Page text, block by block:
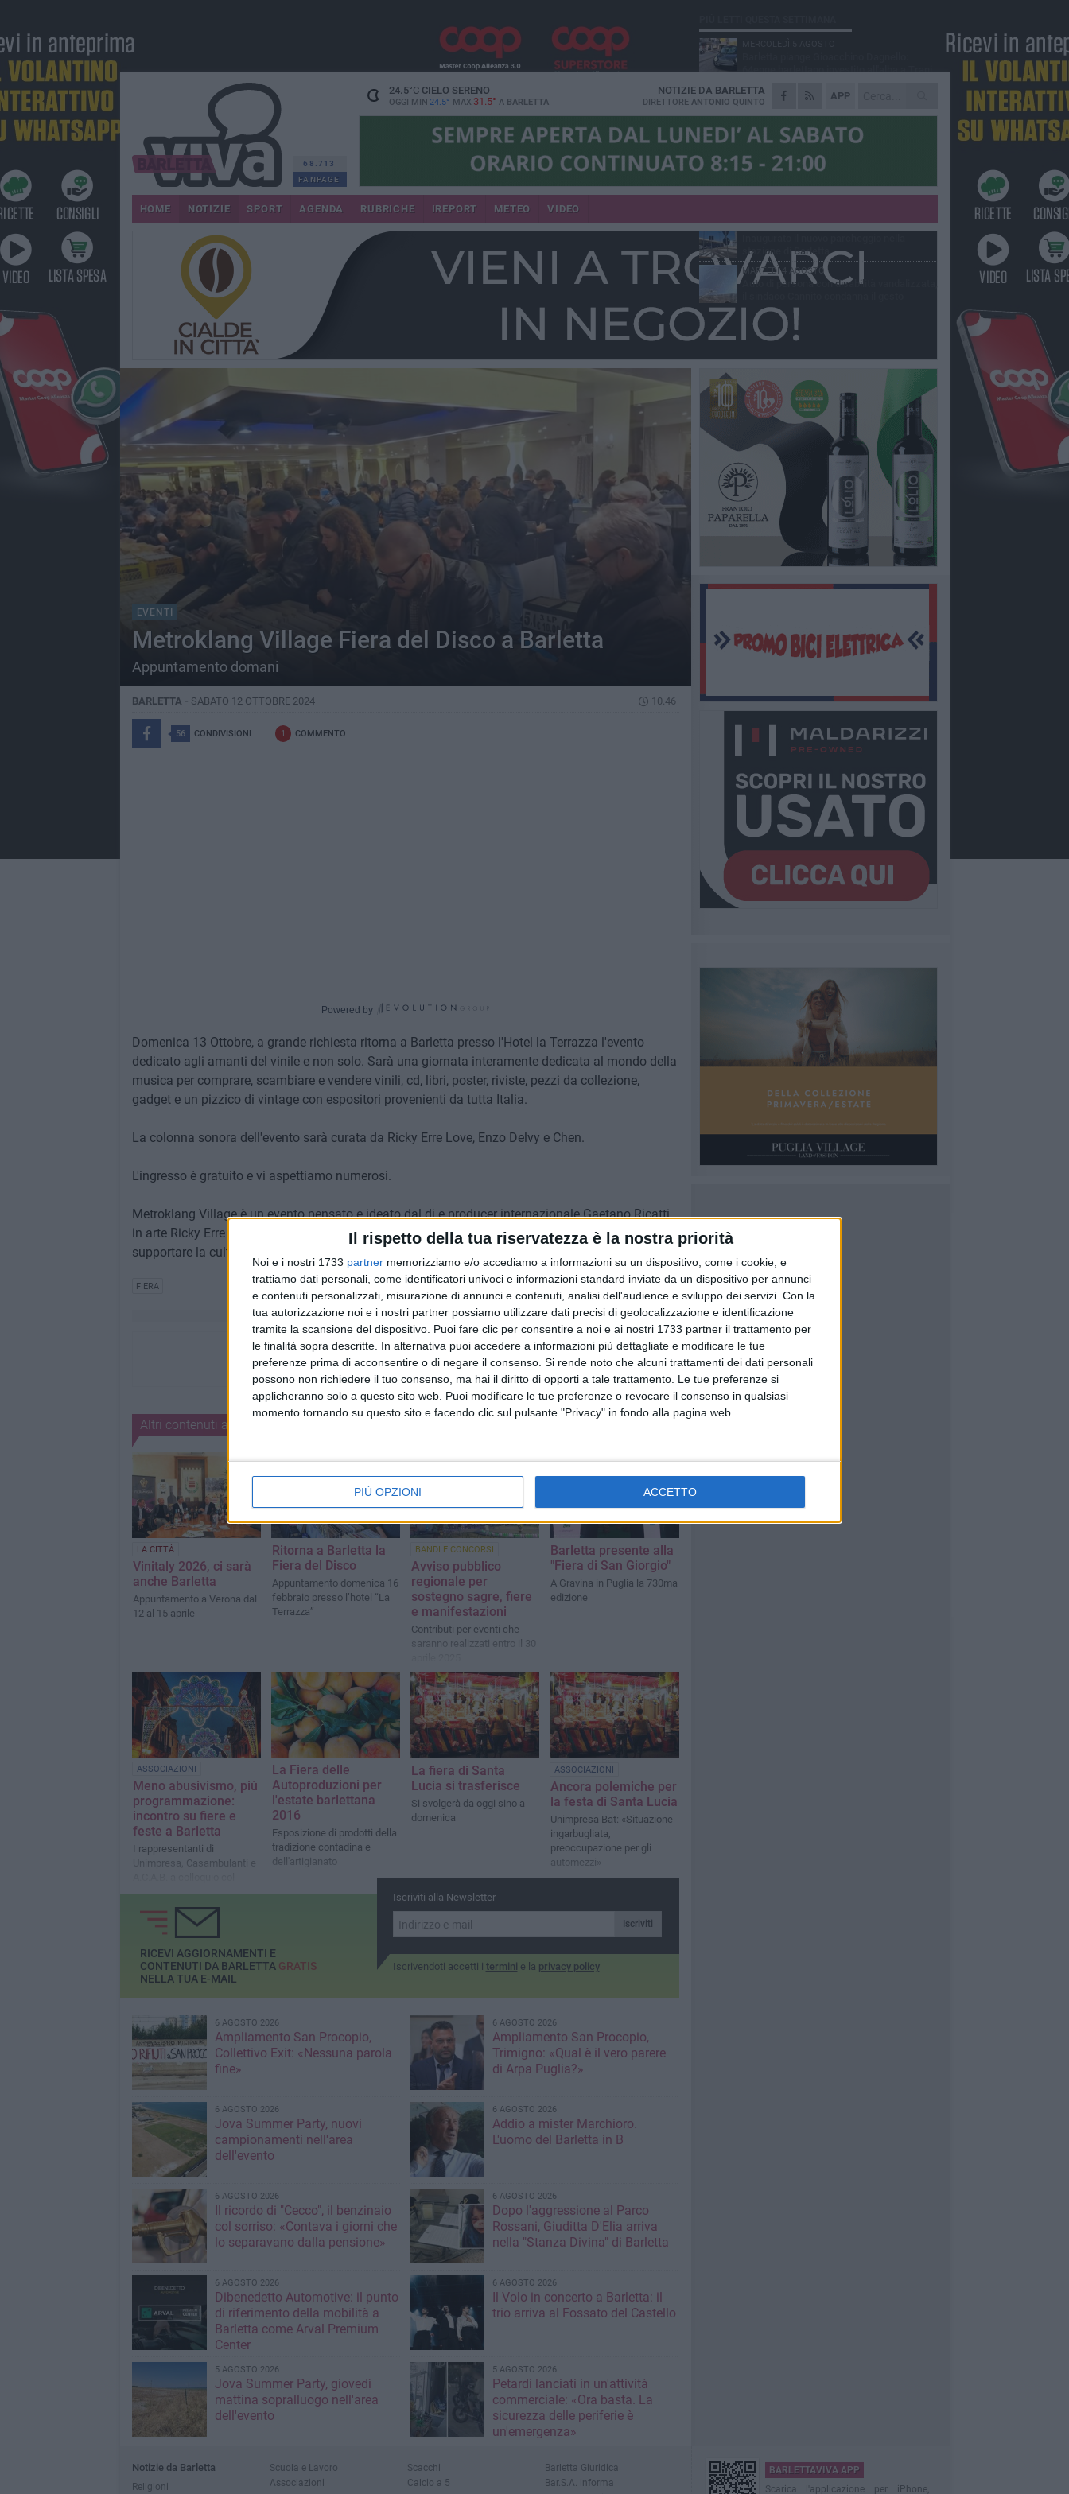
Il rispetto della tua riservatezza è la nostra priorità
Noi e i nostri 1733 partner memorizziamo e/o accediamo a informazioni su un dispositivo, come i cookie, e
trattiamo dati personali, come identificatori univoci e informazioni standard inviate da un dispositivo per annunci
e contenuti personalizzati, misurazione di annunci e contenuti, analisi dell'audience e sviluppo dei servizi. Con la
tua autorizzazione noi e i nostri partner possiamo utilizzare dati precisi di geolocalizzazione e identificazione
tramite la scansione del dispositivo. Puoi fare clic per consentire a noi e ai nostri 1733 partner il trattamento per
le finalità sopra descritte. In alternativa puoi accedere a informazioni più dettagliate e modificare le tue
preferenze prima di acconsentire o di negare il consenso. Si rende noto che alcuni trattamenti dei dati personali
possono non richiedere il tuo consenso, ma hai il diritto di opporti a tale trattamento. Le tue preferenze si
applicheranno solo a questo sito web. Puoi modificare le tue preferenze o revocare il consenso in qualsiasi
momento tornando su questo sito e facendo clic sul pulsante "Privacy" in fondo alla pagina web.
PIÙ OPZIONI ACCETTO
68.713
FANPAGE
24.5°CCIELO SERENO
OGGI MIN 24.5° MAX 31.5° A BARLETTA
APP
NOTIZIE DA BARLETTA
DIRETTORE ANTONIO QUINTO
HOME NOTIZIE SPORT AGENDA RUBRICHE IREPORT METEO VIDEO
EVENTI
Metroklang Village Fiera del Disco a Barletta
Appuntamento domani
BARLETTA - SABATO 12 OTTOBRE 2024 10.46
56 CONDIVISIONI 1 COMMENTO
Powered by
Domenica 13 Ottobre, a grande richiesta ritorna a Barletta presso l'Hotel la Terrazza l'evento
dedicato agli amanti del vinile e non solo. Sarà una giornata interamente dedicata al mondo della
musica per comprare, scambiare e vendere vinili, cd, libri, poster, riviste, pezzi da collezione,
gadget e un pizzico di vintage con espositori provenienti da tutta Italia.
La colonna sonora dell'evento sarà curata da Ricky Erre Love, Enzo Delvy e Chen.
L'ingresso è gratuito e vi aspettiamo numerosi.
Metroklang Village è un evento pensato e ideato dal dj e producer internazionale Gaetano Ricatti
in arte Ricky Erre Love e Metroklang Records, associazione che si pone l'obiettivo di promuovere e
supportare la cultura del vinile, anche attraverso una Dj School.
FIERA
Altri contenuti a tema
LA CITTÀ
Vinitaly 2026, ci sarà
anche Barletta
Appuntamento a Verona dal
12 al 15 aprile
Ritorna a Barletta la
Fiera del Disco
Appuntamento domenica 16
febbraio presso l’hotel “La
Terrazza”
BANDI E CONCORSI
Avviso pubblico
regionale per
sostegno sagre, fiere
e manifestazioni
Contributi per eventi che
saranno realizzati entro il 30
Barletta presente alla
"Fiera di San Giorgio"
A Gravina in Puglia la 730ma
edizione
ASSOCIAZIONI
Meno abusivismo, più
programmazione:
incontro su fiere e
feste a Barletta
I rappresentanti di
Unimpresa, Casambulanti e
sindaco Cannito
La Fiera delle
Autoproduzioni per
l'estate barlettana
2016
Esposizione di prodotti della
tradizione contadina e
dell'artigianato
La fiera di Santa
Lucia si trasferisce
Si svolgerà da oggi sino a
domenica
ASSOCIAZIONI
Ancora polemiche per
la festa di Santa Lucia
Unimpresa Bat: «Situazione
ingarbugliata,
preoccupazione per gli
automezzi»
Iscriviti alla Newsletter
Iscriviti
Iscrivendoti accetti i termini e la privacy policy
RICEVI AGGIORNAMENTI E
CONTENUTI DA BARLETTA GRATIS
NELLA TUA E-MAIL
6 AGOSTO 2026
Ampliamento San Procopio,
Collettivo Exit: «Nessuna parola
fine»
6 AGOSTO 2026
Ampliamento San Procopio,
Trimigno: «Qual è il vero parere
di Arpa Puglia?»
6 AGOSTO 2026
Jova Summer Party, nuovi
campionamenti nell'area
dell'evento
6 AGOSTO 2026
Addio a mister Marchioro.
L'uomo del Barletta in B
6 AGOSTO 2026
Il ricordo di "Cecco", il benzinaio
col sorriso: «Contava i giorni che
lo separavano dalla pensione»
6 AGOSTO 2026
Dopo l'aggressione al Parco
Rossani, Giuditta D'Elia arriva
nella "Stanza Divina" di Barletta
6 AGOSTO 2026
Dibenedetto Automotive: il punto
di riferimento della mobilità a
Barletta come Arval Premium
Center
6 AGOSTO 2026
Il Volo in concerto a Barletta: il
trio arriva al Fossato del Castello
5 AGOSTO 2026
Jova Summer Party, giovedì
mattina sopralluogo nell'area
dell'evento
5 AGOSTO 2026
Petardi lanciati in un'attività
commerciale: «Ora basta. La
sicurezza delle periferie è
un'emergenza»
64enne barlettano investito all'alba a Trani
GIOVEDÌ 6 AGOSTO
Il ricordo di "Cecco", il benzinaio col
sorriso: «Contava i giorni che lo
separavano dalla pensione»
MERCOLEDÌ 5 AGOSTO
sopralluogo nell'area dell'evento
Beni confiscati alla mafia. Nasce il servizio
VENERDÌ 31 LUGLIO
stazione di Barletta
MARTEDÌ 4 AGOSTO
Auto di persona con disabilità vandalizzata,
Notizie da Barletta
Religioni
Scuola e Lavoro
Associazioni
Scacchi
Calcio a 5
Barletta Giuridica
Bar.S.A. informa
BARLETTAVIVA APP
Scarica l'applicazione per iPhone,